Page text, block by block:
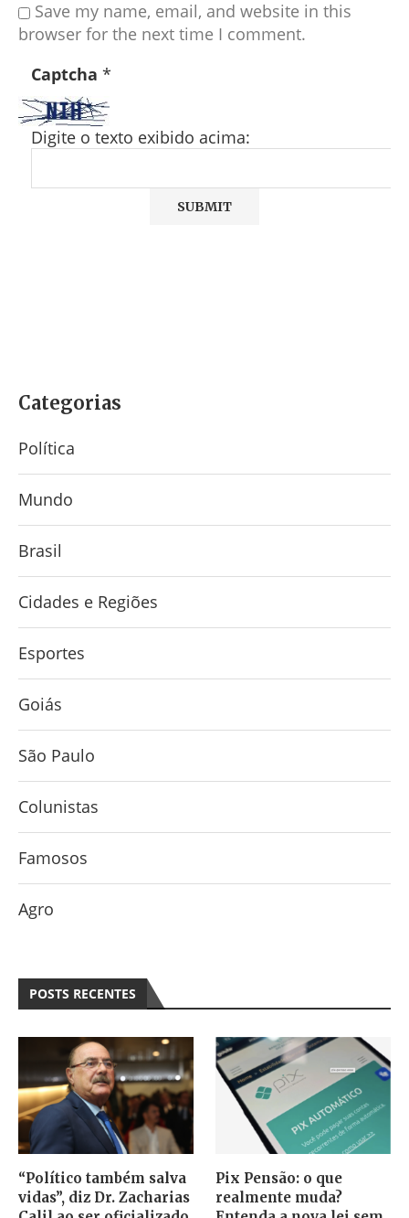
Save my name, email, and website in this
browser for the next time I comment.
Captcha *
Digite o texto exibido acima:
Categorias
Política
Mundo
Brasil
Cidades e Regiões
Esportes
Goiás
São Paulo
Colunistas
Famosos
Agro
POSTS RECENTES
“Político também salva
vidas”, diz Dr. Zacharias
Pix Pensão: o que
realmente muda?